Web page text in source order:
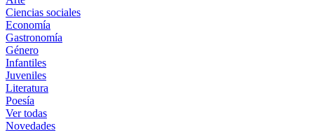
Ciencias sociales
Economía
Gastronomía
Género
Infantiles
Juveniles
Literatura
Poesía
Ver todas
Novedades